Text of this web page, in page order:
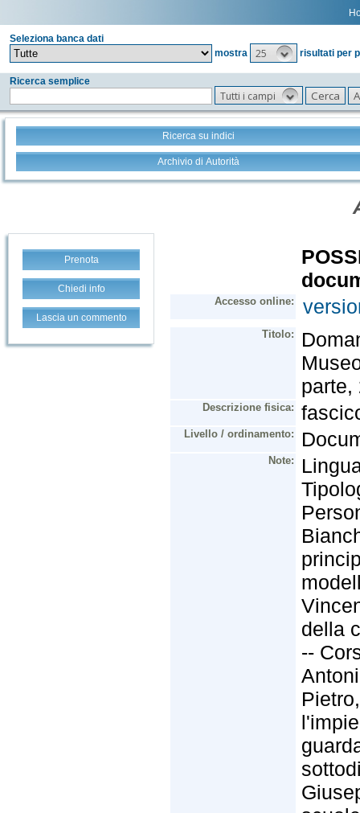
Seleziona banca dati
mostra
25 risultati per
Ricerca semplice
Tutti i campi
Ricerca su indici
Archivio di Autorità
Prenota
Chiedi info
Lascia un commento